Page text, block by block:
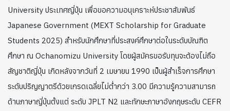
University ประเทศญี่ปุ่น เพื่อขอความอนุเคราะห์ประชาสัมพันธ์
Japanese Government (MEXT Scholarship for Graduate
Students 2025) สำหรับนักศึกษาที่ประสงค์ศึกษาต่อในระดับบัณฑิต
ศึกษา ณ Ochanomizu University โดยผู้สมัครขอรับทุนจะต้องไม่ถือ
สัญชาติญี่ปุ่น เกิดหลังจากวันที่ 2 เมษายน 1990 เป็นผู้สำเร็จการศึกษา
ระดับปริญญาตรีด้วยเกรดเฉลี่ยไม่ต่ำกว่า 3.00 มีความรู้ความสามารถ
ด้านภาษาญี่ปุ่นตั้งแต่ ระดับ JPLT N2 และทักษะภาษาอังกฤษระดับ CEFR